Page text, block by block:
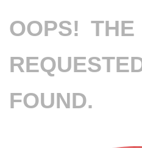
OOPS!
FOUND.